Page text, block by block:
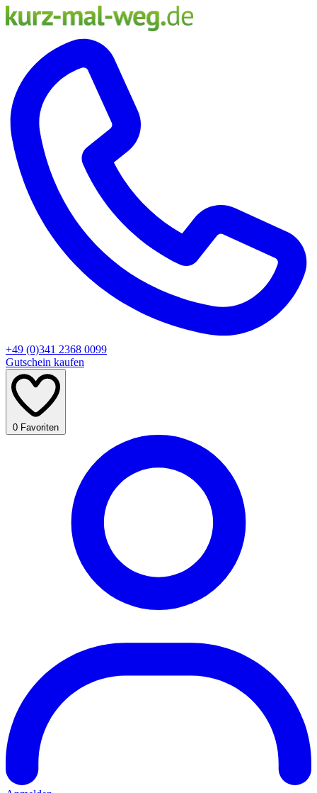
+49 (0)341 2368 0099
Gutschein kaufen
0 Favoriten